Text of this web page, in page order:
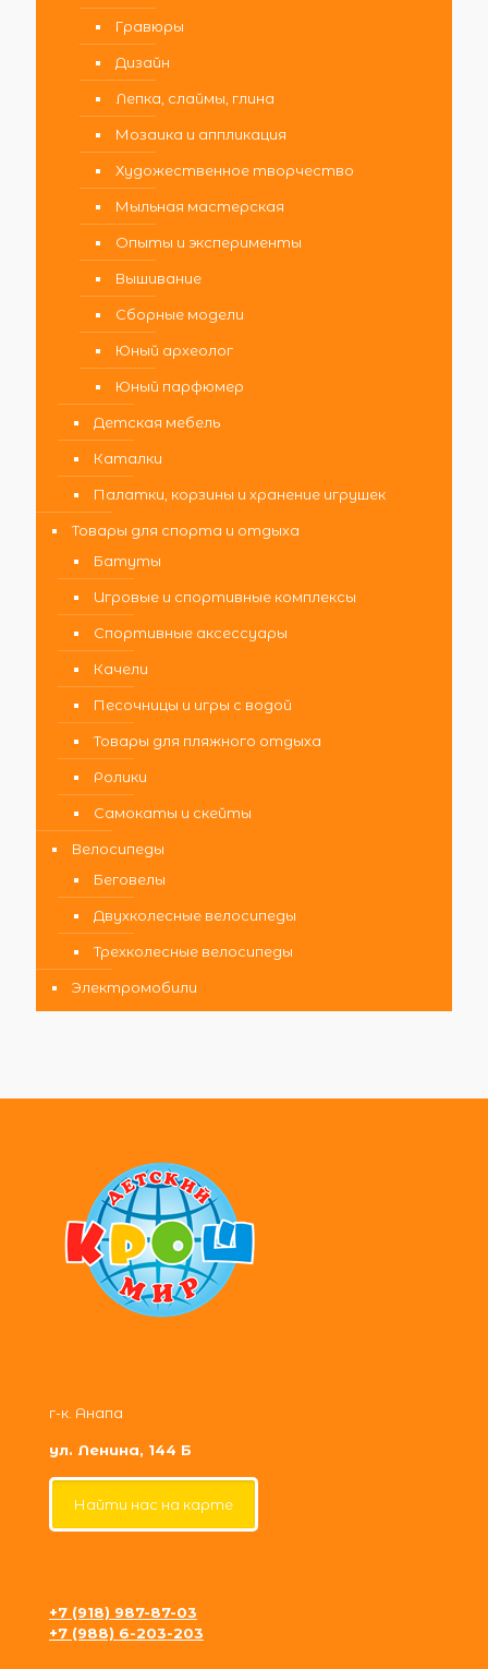
Гравюры
Дизайн
Лепка, слаймы, глина
Мозаика и аппликация
Художественное творчество
Мыльная мастерская
Опыты и эксперименты
Вышивание
Сборные модели
Юный археолог
Юный парфюмер
Детская мебель
Каталки
Палатки, корзины и хранение игрушек
Товары для спорта и отдыха
Батуты
Игровые и спортивные комплексы
Спортивные аксессуары
Качели
Песочницы и игры с водой
Товары для пляжного отдыха
Ролики
Самокаты и скейты
Велосипеды
Беговелы
Двухколесные велосипеды
Трехколесные велосипеды
Электромобили
г-к. Анапа
ул. Ленина, 144 Б
Найти нас на карте
+7 (918) 987-87-03
+7 (988) 6-203-203